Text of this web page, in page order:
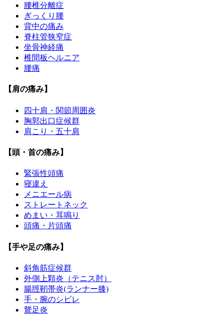
腰椎分離症
ぎっくり腰
背中の痛み
脊柱管狭窄症
坐骨神経痛
椎間板ヘルニア
腰痛
【肩の痛み】
四十肩・関節周囲炎
胸郭出口症候群
肩こり・五十肩
【頭・首の痛み】
緊張性頭痛
寝違え
メニエール病
ストレートネック
めまい・耳鳴り
頭痛・片頭痛
【手や足の痛み】
斜角筋症候群
外側上顆炎（テニス肘）
腸脛靭帯炎(ランナー膝)
手・腕のシビレ
鵞足炎